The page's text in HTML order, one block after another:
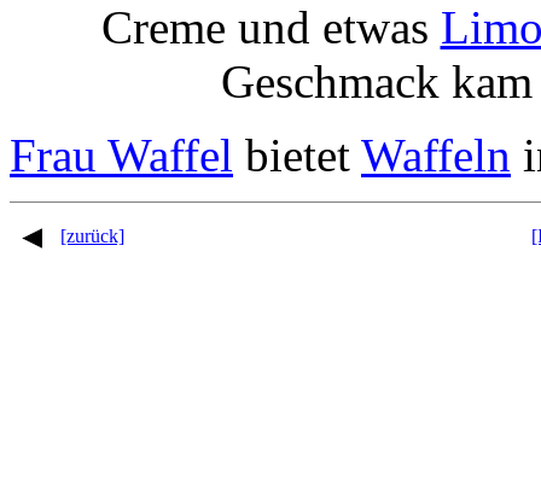
Creme und etwas
Geschmack
Frau Waffel bietet Waffeln
[zurück]